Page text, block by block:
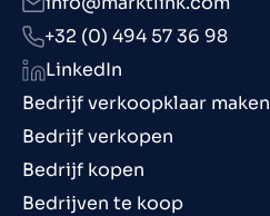
Bedrijf verkoopklaar maken
Bedrijf verkopen
Bedrijf kopen
Bedrijven te koop
+32 (0) 494 57 36 98
LinkedIn